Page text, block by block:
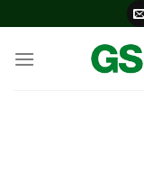
content